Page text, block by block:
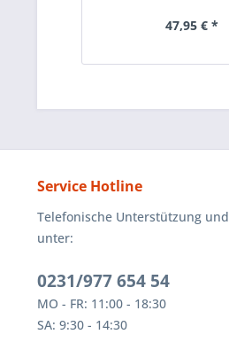
47,95 € *
Service Hotline
Telefonische Unterstützung
unter:
0231/977 654 54
MO - FR: 11:00 - 18:30
SA: 9:30 - 14:30